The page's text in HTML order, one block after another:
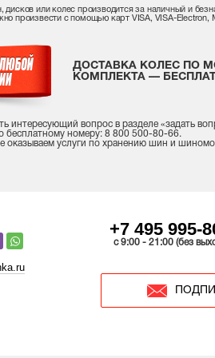
дисков или колес производится за наличный и
произвести с помощью карт VISA, VISA-Electron,
ДОСТАВКА КОЛЕС ПО
КОМПЛЕКТА —
интересующий вопрос в разделе «задать
бесплатному номеру: 8 800 500-80-66.
оказываем услуги по хранению шин и
+7 495 995-
c 9:00 - 21:00 (без